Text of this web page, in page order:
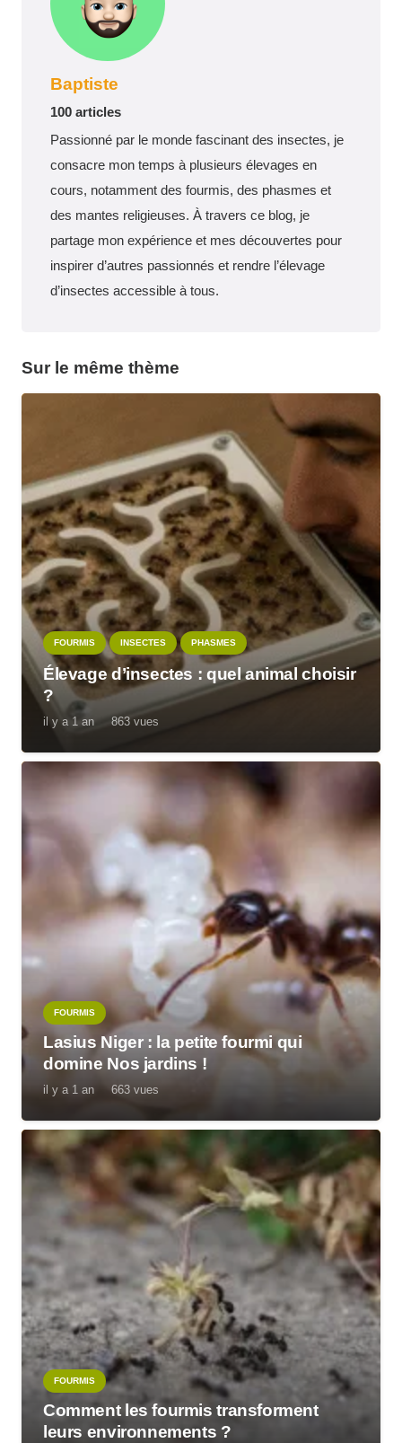
Baptiste
100 articles
Passionné par le monde fascinant des insectes, je
consacre mon temps à plusieurs élevages en
cours, notamment des fourmis, des phasmes et
des mantes religieuses. À travers ce blog, je
partage mon expérience et mes découvertes pour
inspirer d’autres passionnés et rendre l’élevage
d’insectes accessible à tous.
Sur le même thème
FOURMIS INSECTES PHASMES
Élevage d’insectes : quel animal choisir
?
il y a 1 an 863 vues
FOURMIS
Lasius Niger : la petite fourmi qui
domine Nos jardins !
il y a 1 an 663 vues
FOURMIS
Comment les fourmis transforment
leurs environnements ?